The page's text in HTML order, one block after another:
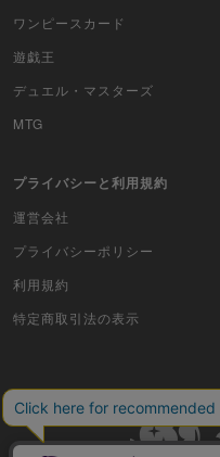
ワンピースカード
遊戯王
デュエル・マスターズ
MTG
プライバシーと利用規約
運営会社
プライバシーポリシー
利用規約
特定商取引法の表示